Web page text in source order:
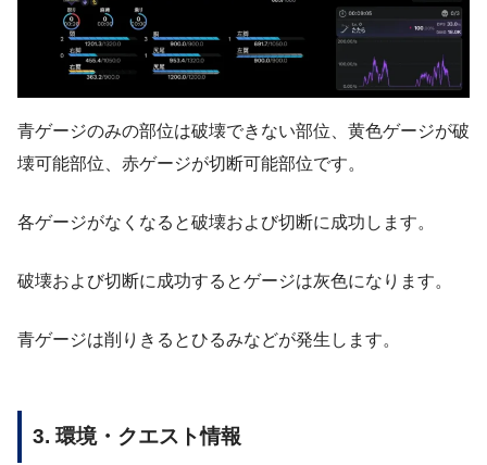
青ゲージのみの部位は破壊できない部位、黄色ゲージが破
壊可能部位、赤ゲージが切断可能部位です。
各ゲージがなくなると破壊および切断に成功します。
破壊および切断に成功するとゲージは灰色になります。
青ゲージは削りきるとひるみなどが発生します。
3. 環境・クエスト情報